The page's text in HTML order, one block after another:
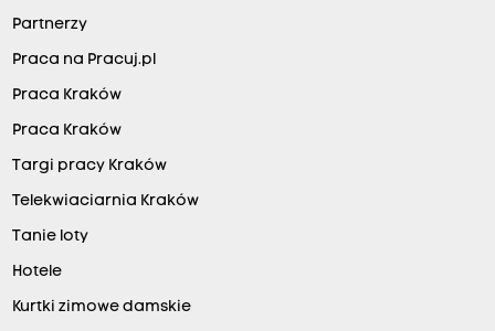
Partnerzy
Praca na Pracuj.pl
Praca Kraków
Praca Kraków
Targi pracy Kraków
Telekwiaciarnia Kraków
Tanie loty
Hotele
Kurtki zimowe damskie